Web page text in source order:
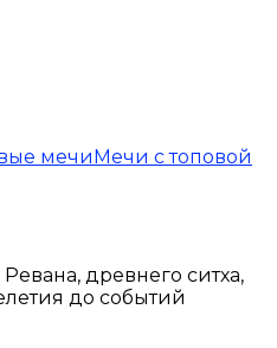
мечи Мечи с топовой
древнего ситха,
до событий